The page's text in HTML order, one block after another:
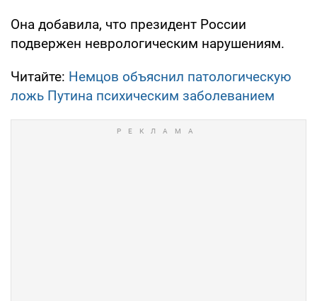
Она добавила, что президент России
подвержен неврологическим нарушениям.
Читайте: Немцов объяснил патологическую
ложь Путина психическим заболеванием